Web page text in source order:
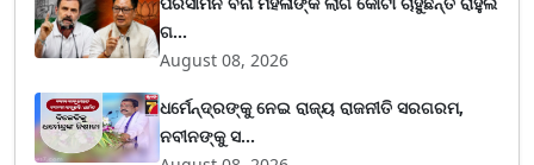
ଗ...
August 08, 2026
ଧର୍ମେନ୍ଦ୍ରଙ୍କୁ ନେଇ ରାଜ୍ୟ ରାଜନୀତି ସରଗରମ,
ନବୀନଙ୍କୁ ସ...